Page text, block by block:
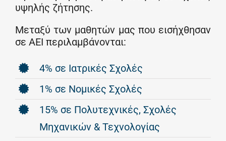
υψηλής ζήτησης.
Μεταξύ των μαθητών μας που εισήχθησαν
σε ΑΕΙ περιλαμβάνονται:
4% σε Ιατρικές Σχολές
1% σε Νομικές Σχολές
15% σε Πολυτεχνικές, Σχολές
Μηχανικών & Τεχνολογίας